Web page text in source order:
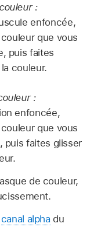
:
enfoncée,
que vous
puis faites
couleur.
:
enfoncée,
que vous
puis faites glisser
de couleur,
canal alpha du